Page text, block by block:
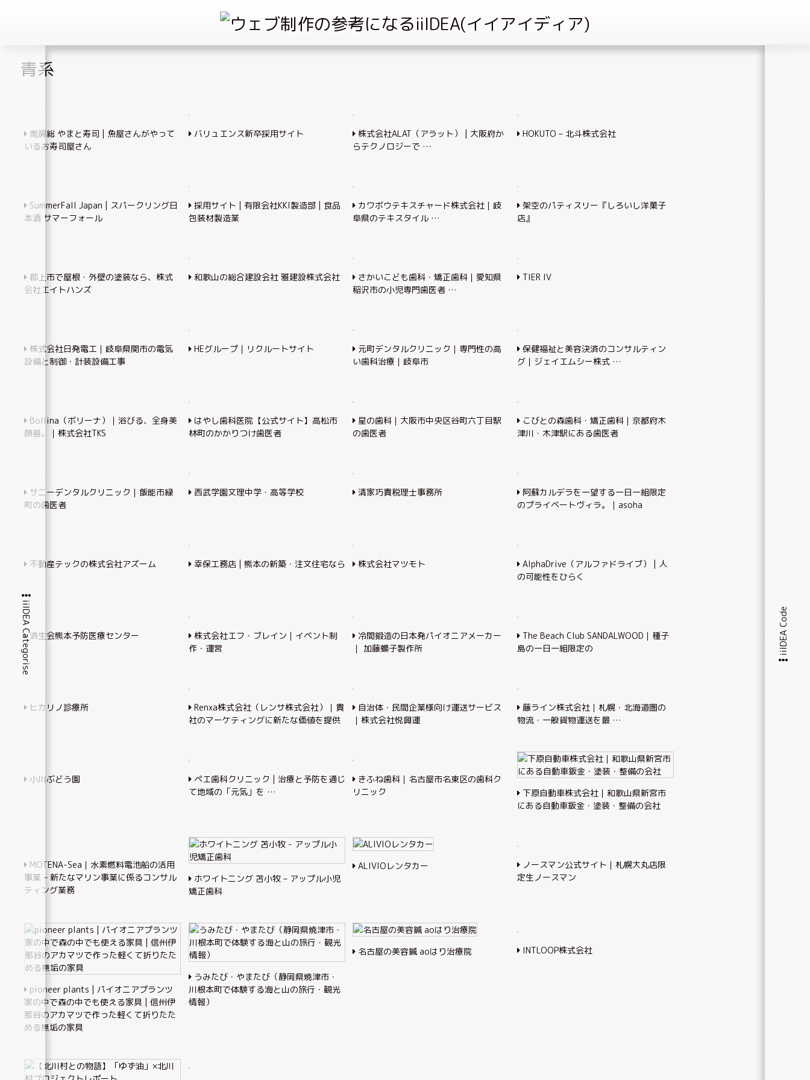
to
content
iiIDEA Categorise iiIDEA Code
青系
南房総 やまと寿司 | 魚屋さんがやって
いるお寿司屋さん
バリュエンス新卒採用サイト
株式会社ALAT（アラット） | 大阪府か
らテクノロジーで …
HOKUTO – 北斗株式会社
SummerFall Japan | スパークリング日
本酒 サマーフォール
採用サイト | 有限会社KKI製造部 | 食品
包装材製造業
カワボウテキスチャード株式会社｜岐
阜県のテキスタイル …
架空のパティスリー『しろいし洋菓子
店』
郡上市で屋根・外壁の塗装なら、株式
会社エイトハンズ
和歌山の総合建設会社 雅建設株式会社
さかいこども歯科・矯正歯科｜愛知県
稲沢市の小児専門歯医者 …
TIER IV
株式会社日発電工｜岐阜県関市の電気
設備と制御・計装設備工事
HEグループ｜リクルートサイト
元町デンタルクリニック｜専門性の高
い歯科治療｜岐阜市
保健福祉と美容決済のコンサルティン
グ｜ジェイエムシー株式 …
Bollina（ボリーナ）｜浴びる、全身美
顔器。｜株式会社TKS
はやし歯科医院【公式サイト】高松市
林町のかかりつけ歯医者
星の歯科｜大阪市中央区谷町六丁目駅
の歯医者
こびとの森歯科・矯正歯科｜京都府木
津川・木津駅にある歯医者
サニーデンタルクリニック｜飯能市緑
町の歯医者
西武学園文理中学・高等学校 清家巧貴税理士事務所
阿蘇カルデラを一望する一日一組限定
のプライベートヴィラ。｜asoha
不動産テックの株式会社アズーム 幸保工務店 | 熊本の新築・注文住宅なら 株式会社マツモト
AlphaDrive（アルファドライブ） | 人
の可能性をひらく
済生会熊本予防医療センター
株式会社エフ・ブレイン｜イベント制
作・運営
冷間鍛造の日本発パイオニアメーカー
｜ 加藤螺子製作所
The Beach Club SANDALWOOD｜種子
島の一日一組限定の
ヒカリノ診療所
Renxa株式会社（レンサ株式会社）｜貴
社のマーケティングに新たな価値を提供
自治体・民間企業様向け運送サービス
｜株式会社悦興運
藤ライン株式会社｜札幌・北海道圏の
物流・一般貨物運送を最 …
小川ぶどう園
ペエ歯科クリニック | 治療と予防を通じ
て地域の「元気」を …
きふね歯科｜名古屋市名東区の歯科ク
リニック
下原自動車株式会社｜和歌山県新宮市
にある自動車鈑金・塗装・整備の会社
MOTENA-Sea｜水素燃料電池船の活用
事業 – 新たなマリン事業に係るコンサル
ティング業務
ホワイトニング 苫小牧 – アップル小児
矯正歯科
ALIVIOレンタカー
ノースマン公式サイト｜札幌大丸店限
定生ノースマン
pioneer plants | パイオニアプランツ
家の中で森の中でも使える家具 | 信州伊
那谷のアカマツで作った軽くて折りたた
める無垢の家具
うみたび・やまたび（静岡県焼津市・
川根本町で体験する海と山の旅行・観光
情報）
名古屋の美容鍼 aoはり治療院 INTLOOP株式会社